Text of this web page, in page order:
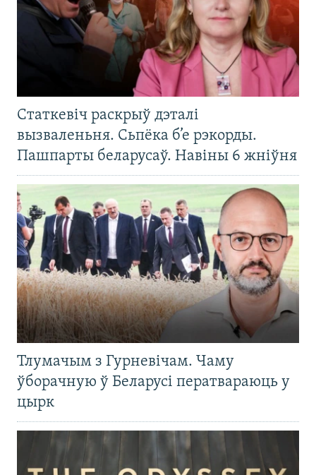
Статкевіч раскрыў дэталі
вызваленьня. Сьпёка б’е рэкорды.
Пашпарты беларусаў. Навіны 6 жніўня
Тлумачым з Гурневічам. Чаму
ўборачную ў Беларусі ператвараюць у
цырк